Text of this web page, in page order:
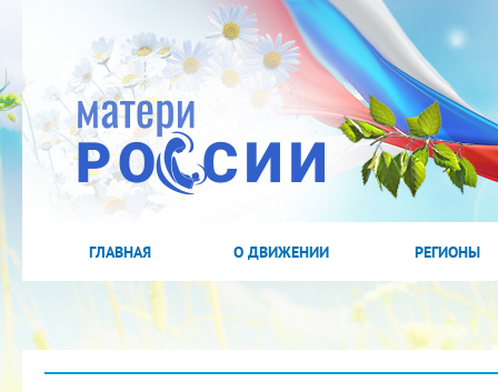
ГЛАВНАЯ О ДВИЖЕНИИ РЕГИОНЫ